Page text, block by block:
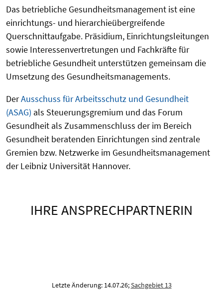
Das betriebliche Gesundheitsmanagement ist eine
einrichtungs- und hierarchieübergreifende
Querschnittaufgabe. Präsidium, Einrichtungsleitungen
sowie Interessenvertretungen und Fachkräfte für
betriebliche Gesundheit unterstützen gemeinsam die
Umsetzung des Gesundheitsmanagements.
DerAusschuss für Arbeitsschutz und Gesundheit
(ASAG) als Steuerungsgremium und das Forum
Gesundheit als Zusammenschluss der im Bereich
Gesundheit beratenden Einrichtungen sind zentrale
Gremien bzw. Netzwerke im Gesundheitsmanagement
der Leibniz Universität Hannover.
IHRE ANSPRECHPARTNERIN
Letzte Änderung: 14.07.26;Sachgebiet 13